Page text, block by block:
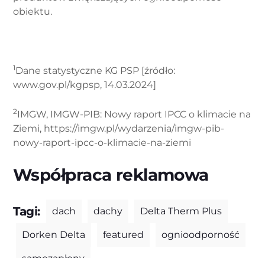
obiektu.
1Dane statystyczne KG PSP [źródło:
www.gov.pl/kgpsp, 14.03.2024]
2IMGW, IMGW-PIB: Nowy raport IPCC o klimacie na
Ziemi, https://imgw.pl/wydarzenia/imgw-pib-
nowy-raport-ipcc-o-klimacie-na-ziemi
Współpraca reklamowa
Tagi: dach dachy Delta Therm Plus
Dorken Delta featured ognioodporność